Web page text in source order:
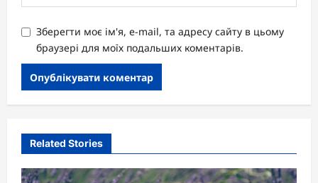
Зберегти моє ім'я, e-mail, та адресу сайту в цьому
браузері для моїх подальших коментарів.
Related Stories